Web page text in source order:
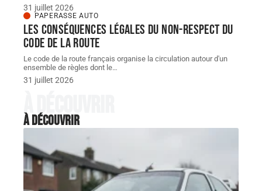
31 juillet 2026
PAPERASSE AUTO
Les conséquences légales du non-respect du
code de la route
Le code de la route français organise la circulation autour d'un
ensemble de règles dont le…
31 juillet 2026
À découvrir
À découvrir